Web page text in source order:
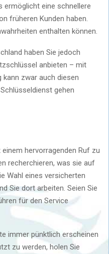
ermöglicht eine schnellere
früheren Kunden haben.
enthalten können.
haben Sie jedoch
anbieten – mit
zwar auch diesen
gehen
hervorragenden Ruf zu
recherchieren, was sie auf
Wahl eines versicherten
Sie dort arbeiten. Seien Sie
für den Service
immer pünktlich erscheinen
zu werden, holen Sie